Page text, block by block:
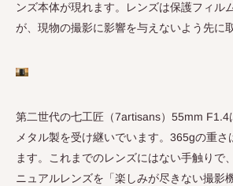
ンズ本体が現れます。レンズは保護フィル
が、現物の撮影に影響を与えないよう先に
第二世代の七工匠（7artisans） 55mm F1.4
メタル製を受け継いでいます。 365gの重さ
ます。これまでのレンズにはない手触りで
ニュアルレンズを「楽しみが尽きない撮影